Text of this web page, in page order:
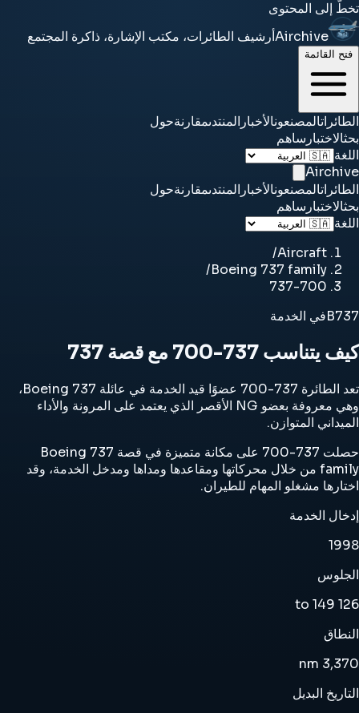
تخطَّ إلى المحتوى
Airchiveأرشيف الطائرات، مكتب الإشارة، ذاكرة المجتمع
فتح القائمة
الطائراتالمصنعونالأخبار المنتدىمقارنةحول
بحثالاختبار ساهم
اللغة
Airchive
الطائراتالمصنعونالأخبار المنتدىمقارنةحول
بحثالاختبار ساهم
اللغة
Aircraft
/
Boeing 737 family
/
737-700
B737في الخدمة
كيف يتناسب 737-700 مع قصة 737
تعد الطائرة 737-700 عضوًا قيد الخدمة في عائلة Boeing 737،
وهي معروفة بعضو NG الأقصر الذي يعتمد على المرونة والأداء
الميداني المتوازن.
حصلت 737-700 على مكانة متميزة في قصة Boeing 737
family من خلال محركاتها ومقاعدها ومداها ومدخل الخدمة، وقد
اختارها مشغلو المهام للطيران.
إدخال الخدمة
1998
الجلوس
126 to 149
النطاق
3,370 nm
التاريخ البديل